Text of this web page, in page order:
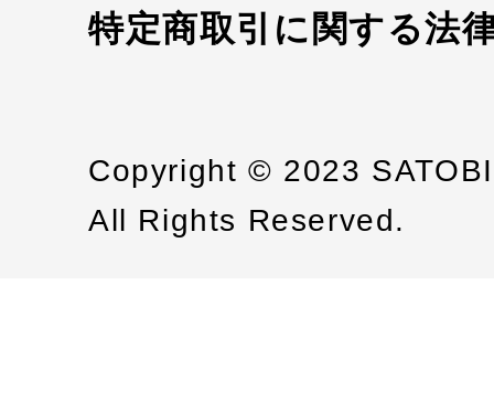
特定商取引に関する法
Copyright © 2023
All Rights Reserved.